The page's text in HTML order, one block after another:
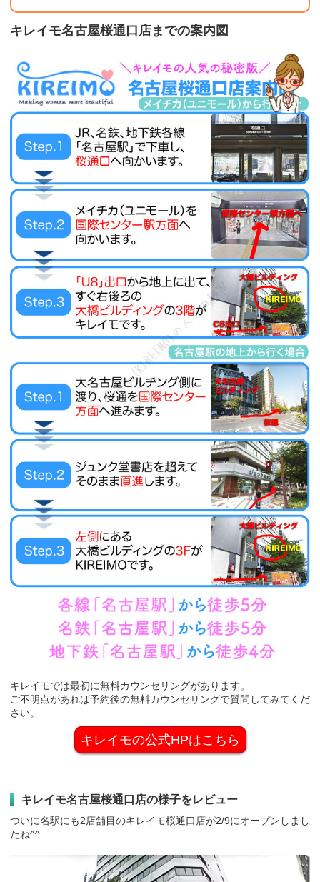
キレイモ名古屋桜通口店までの案内図
キレイモでは最初に無料カウンセリングがあります。
ご不明点があれば予約後の無料カウンセリングで質問してみてくだ
さい。
キレイモの公式HPはこちら
キレイモ名古屋桜通口店の様子をレビュー
ついに名駅にも2店舗目のキレイモ桜通口店が2/9にオープンしまし
たね^^